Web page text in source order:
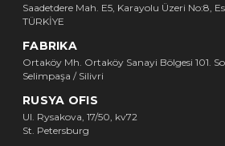
Saadetdere Mah. E5, Karayolu Üzeri No:8,
TÜRKİYE
FABRIKA
Ortaköy Mh. Ortaköy Sanayi Bölgesi 101.
Selimpaşa / Silivri
RUSYA OFIS
Ul. Rysakova, 17/50, kv72
St. Petersburg